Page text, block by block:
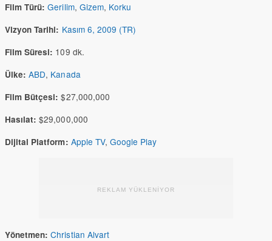
Film Türü: Gerilim, Gizem, Korku
Vizyon Tarihi: Kasım 6, 2009 (TR)
Film Süresi: 109 dk.
Ülke: ABD, Kanada
Film Bütçesi: $27,000,000
Hasılat: $29,000,000
Dijital Platform: Apple TV, Google Play
REKLAM YÜKLENİYOR
Yönetmen: Christian Alvart